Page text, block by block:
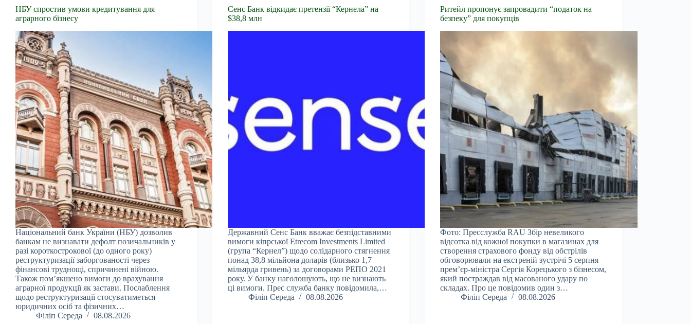
НБУ спростив умови кредитування для
аграрного бізнесу
Національний банк України (НБУ) дозволив
банкам не визнавати дефолт позичальників у
разі короткострокової (до одного року)
реструктуризації заборгованості через
фінансові труднощі, спричинені війною.
Також пом’якшено вимоги до врахування
аграрної продукції як застави. Послаблення
щодо реструктуризації стосуватиметься
юридичних осіб та фізичних…
Філіп Середа
08.08.2026
Сенс Банк відкидає претензії “Кернела” на
$38,8 млн
Державний Сенс Банк вважає безпідставними
вимоги кіпрської Etrecom Investments Limited
(група “Кернел”) щодо солідарного стягнення
понад 38,8 мільйона доларів (близько 1,7
мільярда гривень) за договорами РЕПО 2021
року. У банку наголошують, що не визнають
ці вимоги. Прес служба банку повідомила,…
Філіп Середа
08.08.2026
Ритейл пропонує запровадити “податок на
безпеку” для покупців
Фото: Пресслужба RAU Збір невеликого
відсотка від кожної покупки в магазинах для
створення страхового фонду від обстрілів
обговорювали на екстреній зустрічі 5 серпня
прем’єр-міністра Сергія Корецького з бізнесом,
який постраждав від масованого удару по
складах. Про це повідомив один з…
Філіп Середа
08.08.2026